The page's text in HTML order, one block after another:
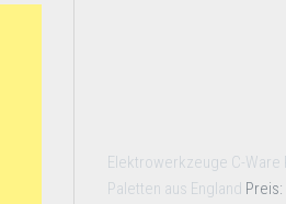
Elektrowerkzeuge C-Ware
Paletten aus England Preis: